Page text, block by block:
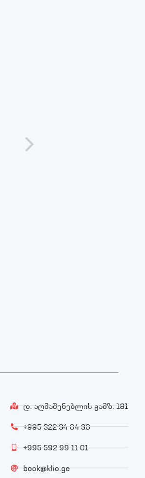
დ. აღმაშენებლის გამზ. 181
+995 322 34 04 30
+995 592 99 11 01
book@klio.ge